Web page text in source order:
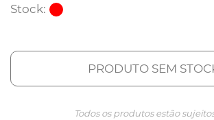
Stock:
PRODUTO SEM
Todos os produtos estão